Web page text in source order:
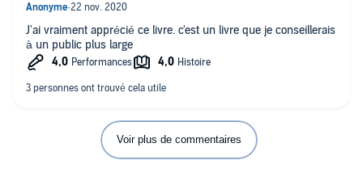
J'ai vraiment apprécié ce livre. c'est un livre que je conseillerais
à un public plus large
Voir plus de commentaires